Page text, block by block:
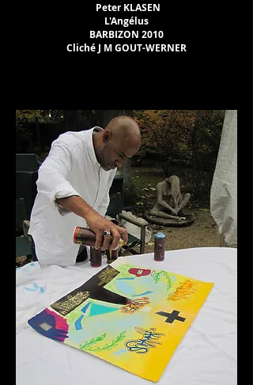
Peter KLASEN
L'Angélus
BARBIZON 2010
Cliché J M GOUT-WERNER